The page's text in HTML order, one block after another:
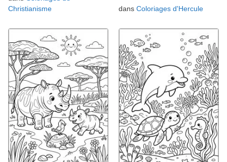
Christianisme
dans Coloriages d'Hercule